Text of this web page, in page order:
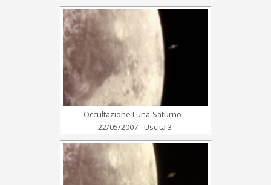
Occultazione Luna-Saturno -
22/05/2007 - Uscita 3